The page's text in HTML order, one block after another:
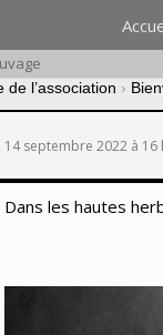
de l’association ›
14 septembre 2022 à 16
Dans les hautes